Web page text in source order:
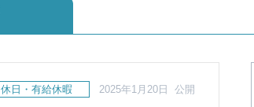
休日・有給休暇 2025年1月20日 公開